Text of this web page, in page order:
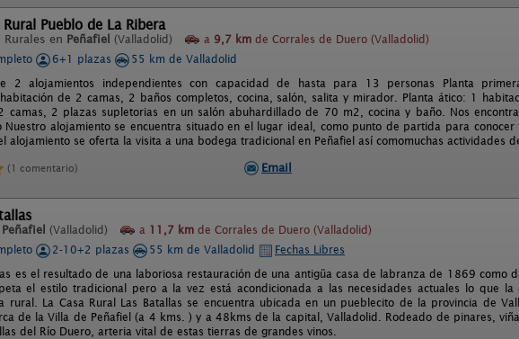
Pueblo de La Ribera
en Peñafiel (Valladolid) a 9,7 km de Corrales de Duero (Valladolid)
6+1 plazas
55 km de Valladolid
2 alojamientos independientes con capacidad de hasta para 13 personas Planta
de 2 camas, 2 baños completos, cocina, salón, salita y mirador. Planta ático: 1
camas, 2 plazas supletorias en un salón abuhardillado de 70 m2, cocina y baño. Nos
Nuestro alojamiento se encuentra situado en el lugar ideal, como punto de partida para
alojamiento se oferta la visita a una bodega tradicional en Peñafiel así comomuchas actividades
(1 comentario) Email
Peñafiel (Valladolid) a 11,7 km de Corrales de Duero (Valladolid)
2-10+2 plazas 55 km de Valladolid
Fechas Libres
es el resultado de una laboriosa restauración de una antigüa casa de labranza de 1869 como
el estilo tradicional pero a la vez está acondicionada a las necesidades actuales lo que la
rural. La Casa Rural Las Batallas se encuentra ubicada en un pueblecito de la provincia de
de la Villa de Peñafiel (a 4 kms. ) y a 48kms de la capital, Valladolid. Rodeado de pinares,
del Río Duero, arteria vital de estas tierras de grandes vinos.